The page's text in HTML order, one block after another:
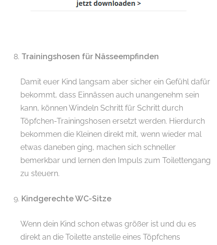
Trainingshosen für Nässeempfinden
Damit euer Kind langsam aber sicher ein Gefühl dafür
bekommt, dass Einnässen auch unangenehm sein
kann, können Windeln Schritt für Schritt durch
Töpfchen-Trainingshosen ersetzt werden. Hierdurch
bekommen die Kleinen direkt mit, wenn wieder mal
etwas daneben ging, machen sich schneller
bemerkbar und lernen den Impuls zum Toilettengang
zu steuern.
Kindgerechte WC-Sitze
Wenn dein Kind schon etwas größer ist und du es
direkt an die Toilette anstelle eines Töpfchens